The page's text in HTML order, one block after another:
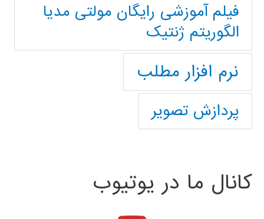
فیلم آموزشی رایگان مولتی مدیا
الگوریتم ژنتیک
نرم افزار مطلب
پردازش تصویر
کانال ما در یوتیوب